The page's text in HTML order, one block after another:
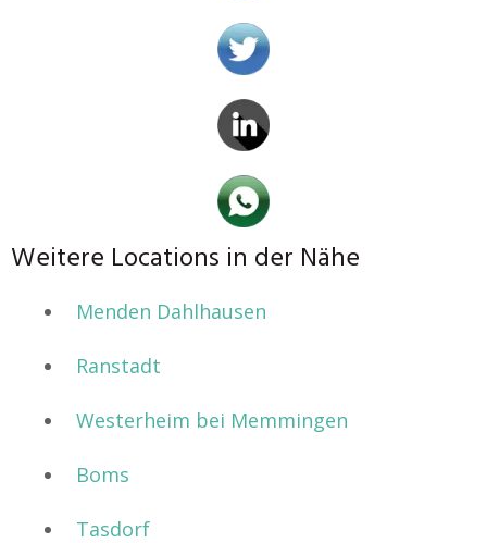
Weitere Locations in der Nähe
Menden Dahlhausen
Ranstadt
Westerheim bei Memmingen
Boms
Tasdorf